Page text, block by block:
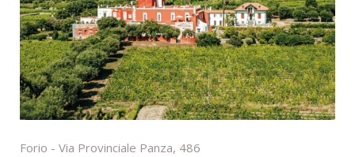
Forio - Via Provinciale Panza, 486